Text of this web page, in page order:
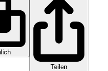
Teilen